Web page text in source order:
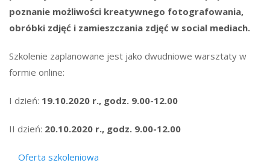
poznanie możliwości kreatywnego fotografowania,
obróbki zdjęć i zamieszczania zdjęć w social mediach.
Szkolenie zaplanowane jest jako dwudniowe warsztaty w
formie online:
I dzień: 19.10.2020 r., godz. 9.00-12.00
II dzień: 20.10.2020 r., godz. 9.00-12.00
Oferta szkoleniowa